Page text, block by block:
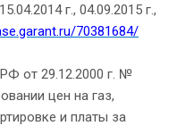
г., 04.09.2015 г.,
70381684/
от 29.12.2000 г. №
цен на газ,
и платы за